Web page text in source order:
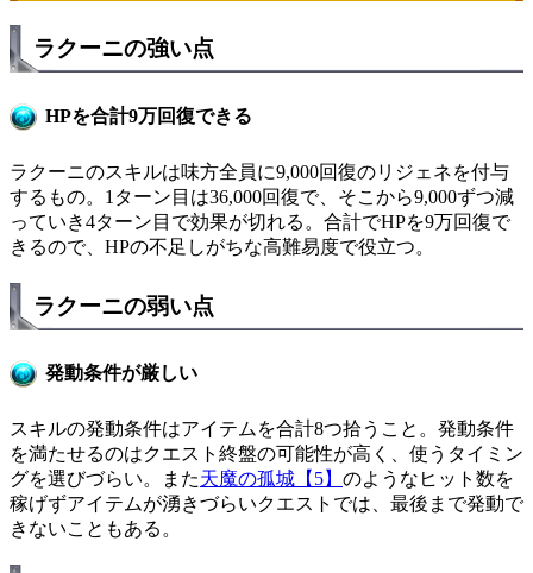
ラクーニの強い点
HPを合計9万回復できる
ラクーニのスキルは味方全員に9,000回復のリジェネを付与
するもの。1ターン目は36,000回復で、そこから9,000ずつ減
っていき4ターン目で効果が切れる。合計でHPを9万回復で
きるので、HPの不足しがちな高難易度で役立つ。
ラクーニの弱い点
発動条件が厳しい
スキルの発動条件はアイテムを合計8つ拾うこと。発動条件
を満たせるのはクエスト終盤の可能性が高く、使うタイミン
グを選びづらい。また天魔の孤城【5】 のようなヒット数を
稼げずアイテムが湧きづらいクエストでは、最後まで発動で
きないこともある。